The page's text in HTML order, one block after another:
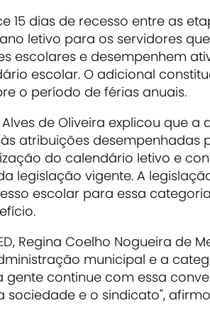
15 dias de recesso entre as
letivo para os servidores
escolares e desempenhem
escolar. O adicional
o período de férias anuais.
de Oliveira explicou que
atribuições desempenhadas
do calendário letivo e
legislação vigente. A
escolar para essa
Regina Coelho Nogueira de
municipal e a
gente continue com essa
sociedade e o sindicato",